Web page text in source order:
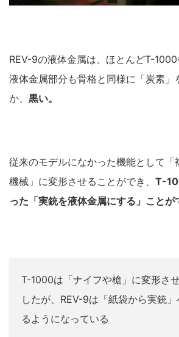
REV-9の液体金属は、ほとんどT-1000
液体金属部分も骨格と同様に「炭素」
か、 黒い。
従来のモデルになかった機能として「
機械」に変形させることができ、 T-
った「実銃を液体金属にする」ことが
T-1000は「ナイフや槍」に変形さ
したが、REV-9は「紙袋から実銃
るようになっている